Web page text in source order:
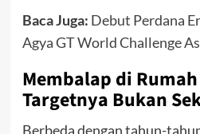
Baca Juga: Debut Perdana
Agya GT World Challenge
Membalap di
Targetnya Bukan
Berbeda dengan tahun-